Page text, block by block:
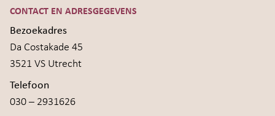
CONTACT EN ADRESGEGEVENS
Bezoekadres
Da Costakade 45
3521 VS Utrecht
Telefoon
030 – 2931626